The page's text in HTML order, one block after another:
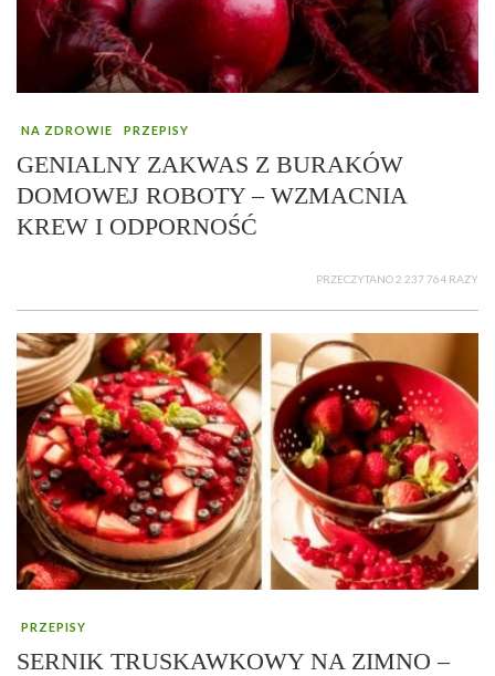
NA ZDROWIE PRZEPISY
GENIALNY ZAKWAS Z BURAKÓW
DOMOWEJ ROBOTY – WZMACNIA
KREW I ODPORNOŚĆ
PRZECZYTANO 2 237 764 RAZY
PRZEPISY
SERNIK TRUSKAWKOWY NA ZIMNO –